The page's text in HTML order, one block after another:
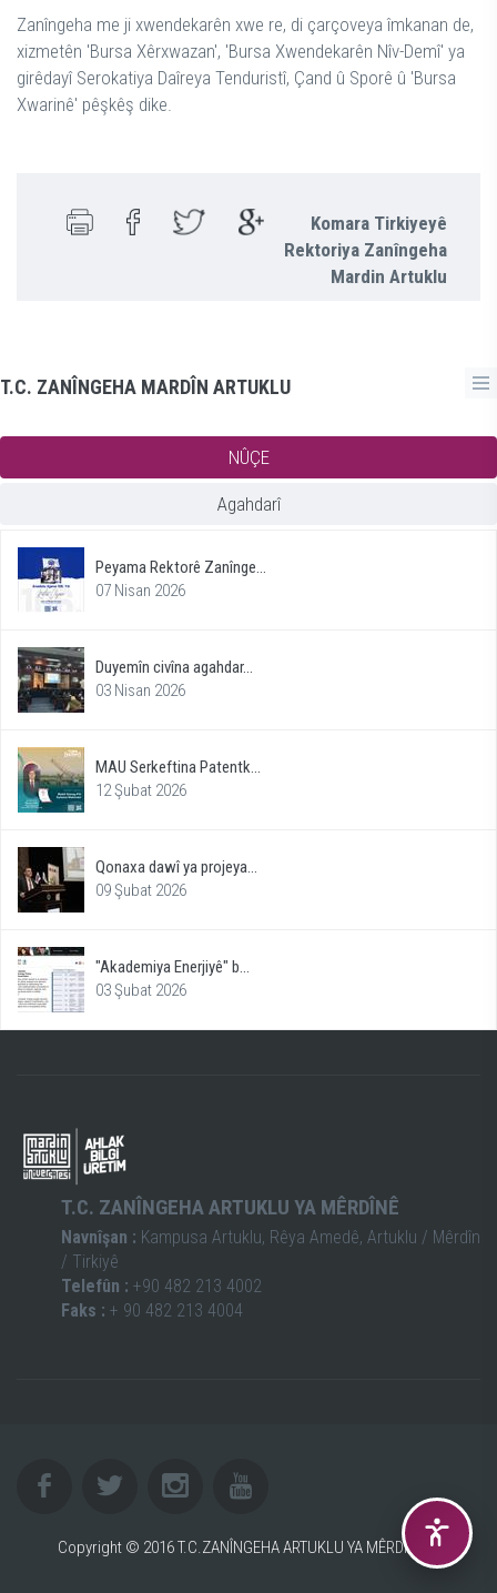
Zanîngeha me ji xwendekarên xwe re, di çarçoveya îmkanan de,
xizmetên 'Bursa Xêrxwazan', 'Bursa Xwendekarên Nîv-Demî' ya
girêdayî Serokatiya Daîreya Tenduristî, Çand û Sporê û 'Bursa
Xwarinê' pêşkêş dike.
Komara Tirkiyeyê
Rektoriya Zanîngeha
Mardin Artuklu
T.C. ZANÎNGEHA MARDÎN ARTUKLU
NÛÇE
Agahdarî
Peyama Rektorê Zanînge...
07 Nisan 2026
Duyemîn civîna agahdar...
03 Nisan 2026
MAU Serkeftina Patentk...
12 Şubat 2026
Qonaxa dawî ya projeya...
09 Şubat 2026
"Akademiya Enerjiyê" b...
03 Şubat 2026
T.C. ZANÎNGEHA ARTUKLU YA MÊRDÎNÊ
Navnîşan : Kampusa Artuklu, Rêya Amedê, Artuklu / Mêrdîn
/ Tirkiyê
Telefûn : +90 482 213 4002
Faks : + 90 482 213 4004
Copyright © 2016 T.C.ZANÎNGEHA ARTUKLU YA MÊRDÎNÊ